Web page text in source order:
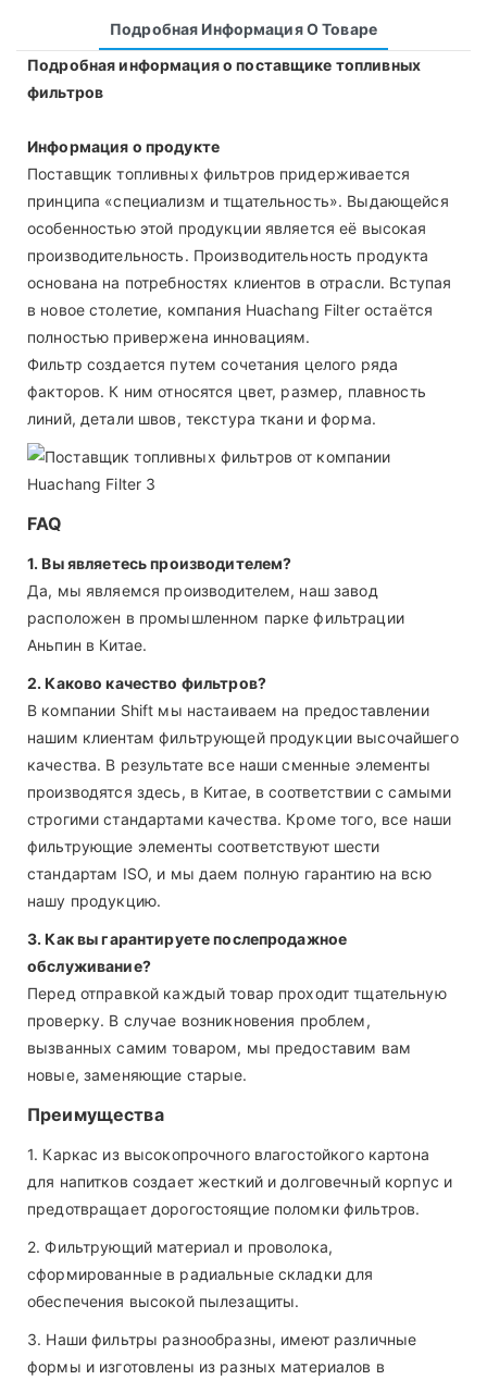
Подробная Информация О Товаре
Подробная информация о поставщике топливных
фильтров
Информация о продукте
Поставщик топливных фильтров придерживается
принципа «специализм и тщательность». Выдающейся
особенностью этой продукции является её высокая
производительность. Производительность продукта
основана на потребностях клиентов в отрасли. Вступая
в новое столетие, компания Huachang Filter остаётся
полностью привержена инновациям.
Фильтр создается путем сочетания целого ряда
факторов. К ним относятся цвет, размер, плавность
линий, детали швов, текстура ткани и форма.
FAQ
1. Вы являетесь производителем?
Да, мы являемся производителем, наш завод
расположен в промышленном парке фильтрации
Аньпин в Китае.
2. Каково качество фильтров?
В компании Shift мы настаиваем на предоставлении
нашим клиентам фильтрующей продукции высочайшего
качества. В результате все наши сменные элементы
производятся здесь, в Китае, в соответствии с самыми
строгими стандартами качества. Кроме того, все наши
фильтрующие элементы соответствуют шести
стандартам ISO, и мы даем полную гарантию на всю
нашу продукцию.
3. Как вы гарантируете послепродажное
обслуживание?
Перед отправкой каждый товар проходит тщательную
проверку. В случае возникновения проблем,
вызванных самим товаром, мы предоставим вам
новые, заменяющие старые.
Преимущества
1. Каркас из высокопрочного влагостойкого картона
для напитков создает жесткий и долговечный корпус и
предотвращает дорогостоящие поломки фильтров.
2. Фильтрующий материал и проволока,
сформированные в радиальные складки для
обеспечения высокой пылезащиты.
3. Наши фильтры разнообразны, имеют различные
формы и изготовлены из разных материалов в